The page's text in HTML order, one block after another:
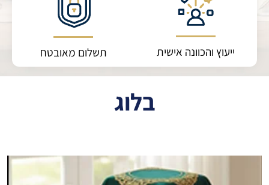
ייעוץ והכוונה אישית תשלום מאובטח
בלוג